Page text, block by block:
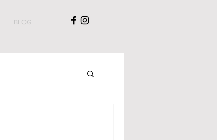
BLOG